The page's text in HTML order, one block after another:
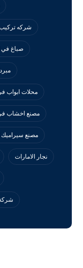
شركه تركيب
صباغ في
محلات ابواب
مصنع اخشاب في
مصنع سيراميك
نجار الامارات